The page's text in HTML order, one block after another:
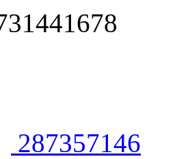
287357146